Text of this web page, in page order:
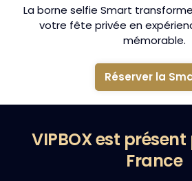
La borne selfie Smart
votre fête privée en
mémorable.
Réserver la
VIPBOX est
France